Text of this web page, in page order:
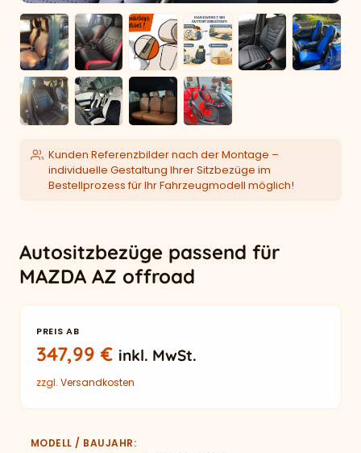
Kunden Referenzbilder nach der Montage –
individuelle Gestaltung Ihrer Sitzbezüge im
Bestellprozess für Ihr Fahrzeugmodell möglich!
Autositzbezüge passend für
MAZDA AZ offroad
PREIS AB
347,99€ inkl. MwSt.
zzgl. Versandkosten
MODELL / BAUJAHR